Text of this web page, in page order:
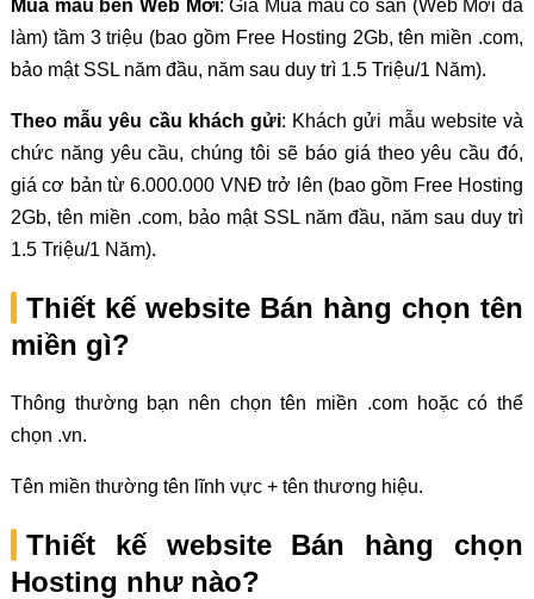
Mua mẫu bên Web Mới: Giá Mua mẫu có sẵn (Web Mới đã
làm) tầm 3 triệu (bao gồm Free Hosting 2Gb, tên miền .com,
bảo mật SSL năm đầu, năm sau duy trì 1.5 Triệu/1 Năm).
Theo mẫu yêu cầu khách gửi: Khách gửi mẫu website và
chức năng yêu cầu, chúng tôi sẽ báo giá theo yêu cầu đó,
giá cơ bản từ 6.000.000 VNĐ trở lên (bao gồm Free Hosting
2Gb, tên miền .com, bảo mật SSL năm đầu, năm sau duy trì
1.5 Triệu/1 Năm).
Thiết kế website Bán hàng chọn tên
miền gì?
Thông thường bạn nên chọn tên miền .com hoặc có thể
chọn .vn.
Tên miền thường tên lĩnh vực + tên thương hiệu.
Thiết kế website Bán hàng chọn
Hosting như nào?